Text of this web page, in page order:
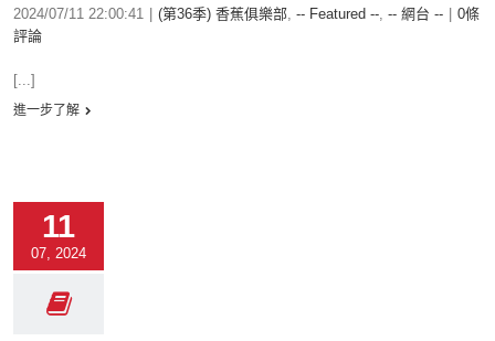
2024/07/11 22:00:41 (第36季) 香蕉俱樂部, -- Featured --, -- 網台 --
0條
評論
[...]
進一步了解
11
07, 2024